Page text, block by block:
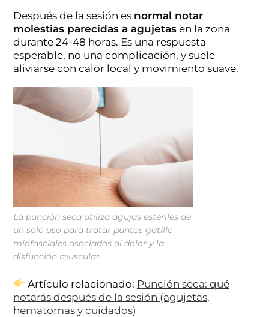
Después de la sesión es normal notar
molestias parecidas a agujetas en la zona
durante 24-48 horas. Es una respuesta
esperable, no una complicación, y suele
aliviarse con calor local y movimiento suave.
La punción seca utiliza agujas estériles de
un solo uso para tratar puntos gatillo
miofasciales asociados al dolor y la
disfunción muscular.
Artículo relacionado: Punción seca: qué
notarás después de la sesión (agujetas,
hematomas y cuidados)